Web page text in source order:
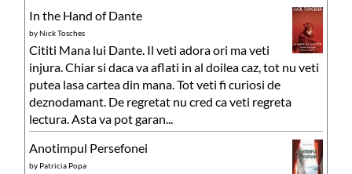
In the Hand of Dante
byNick Tosches
Cititi Mana lui Dante. Il veti adora ori ma veti
injura. Chiar si daca va aflati in al doilea caz, tot nu veti
putea lasa cartea din mana. Tot veti fi curiosi de
deznodamant. De regretat nu cred ca veti regreta
lectura. Asta va pot garan...
Anotimpul Persefonei
by Patricia Popa